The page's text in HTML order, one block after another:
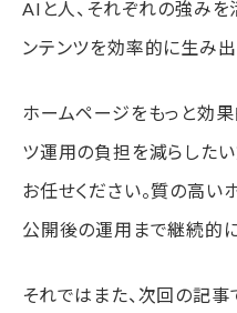
AIと人、それぞれの強みを
ンテンツを効率的に生み出
ホームページをもっと効
ツ運用の負担を減らしたい
お任せください。質の高い
公開後の運用まで継続的に
それではまた、次回の記事